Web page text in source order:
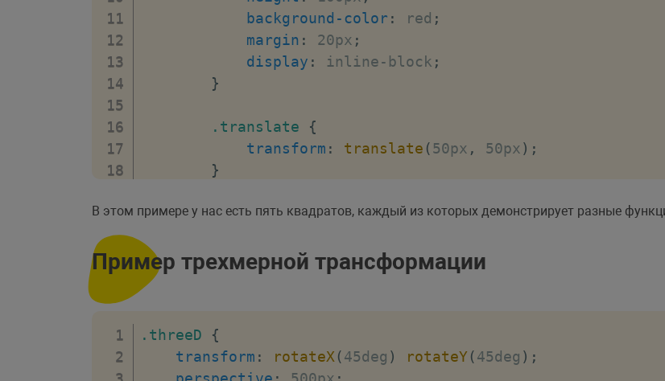
background-color : red ;
margin : 20px ;
display : inline-block ;
}
.translate
{
transform : translate (50px , 50px) ;
}
.rotate {
}
}
В этом примере у нас есть пять квадратов, каждый из которых демонстрирует разные
Пример трехмерной трансформации
.threeD
{
transform : rotateX (45deg ) rotateY(45deg ) ;